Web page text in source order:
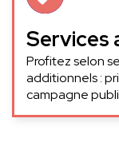
Services
Profitez selon
additionnels :
campagne